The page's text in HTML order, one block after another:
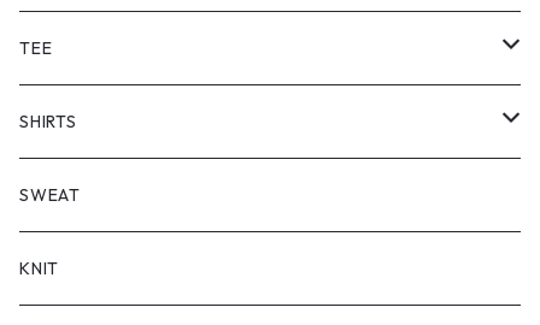
TEE
SHORT SLEEVE
LONG SLEEVE
SHIRTS
SHORT SLEEVE
LONG SLEEVE
SWEAT
KNIT